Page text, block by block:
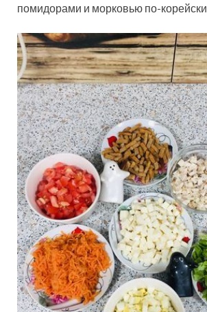
помидорами и морковью по-корейски